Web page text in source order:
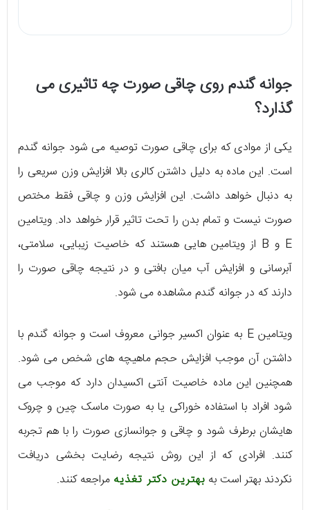
جوانه گندم روی چاقی صورت چه تاثیری می
گذارد؟
یکی از موادی که برای چاقی صورت توصیه می شود جوانه گندم
است. این ماده به دلیل داشتن کالری بالا افزایش وزن سریعی را
به دنبال خواهد داشت. این افزایش وزن و چاقی فقط مختص
صورت نیست و تمام بدن را تحت تاثیر قرار خواهد داد. ویتامین
E و B از ویتامین هایی هستند که خاصیت زیبایی، سلامتی،
آبرسانی و افزایش آب میان بافتی و در نتیجه چاقی صورت را
دارند که در جوانه گندم مشاهده می شود.
ویتامین E به عنوان اکسیر جوانی معروف است و جوانه گندم با
داشتن آن موجب افزایش حجم ماهیچه های شخص می شود.
همچنین این ماده خاصیت آنتی اکسیدان دارد که موجب می
شود افراد با استفاده خوراکی یا به صورت ماسک چین و چروک
هایشان برطرف شود و چاقی و جوانسازی صورت را با هم تجربه
کنند. افرادی که از این روش نتیجه رضایت بخشی دریافت
نکردند بهتر است به بهترین دکتر تغذیه مراجعه کنند.